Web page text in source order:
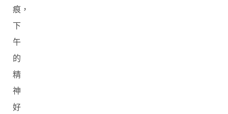
痕，
下
午
的
精
神
好